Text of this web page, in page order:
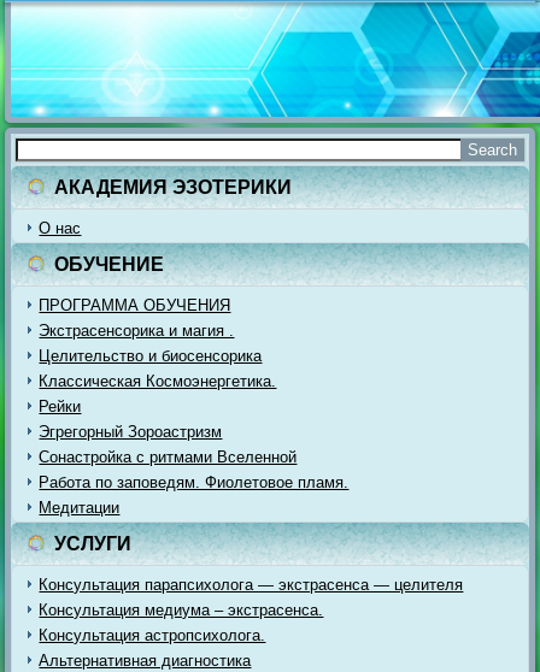
АКАДЕМИЯ ЭЗОТЕРИКИ
О нас
ОБУЧЕНИЕ
ПРОГРАММА ОБУЧЕНИЯ
Экстрасенсорика и магия .
Целительство и биосенсорика
Классическая Космоэнергетика.
Рейки
Эгрегорный Зороастризм
Сонастройка с ритмами Вселенной
Работа по заповедям. Фиолетовое пламя.
Медитации
УСЛУГИ
Консультация парапсихолога — экстрасенса — целителя
Консультация медиума – экстрасенса.
Консультация астропсихолога.
Альтернативная диагностика